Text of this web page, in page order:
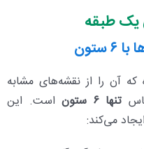
یک‌ طبقه
که آن را از نقشه‌های مشابه
تنها ۶ ستون
است. این
می‌کند: